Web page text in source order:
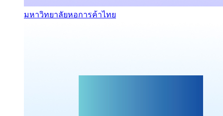
มหาวิทยาลัยหอการค้าไทย